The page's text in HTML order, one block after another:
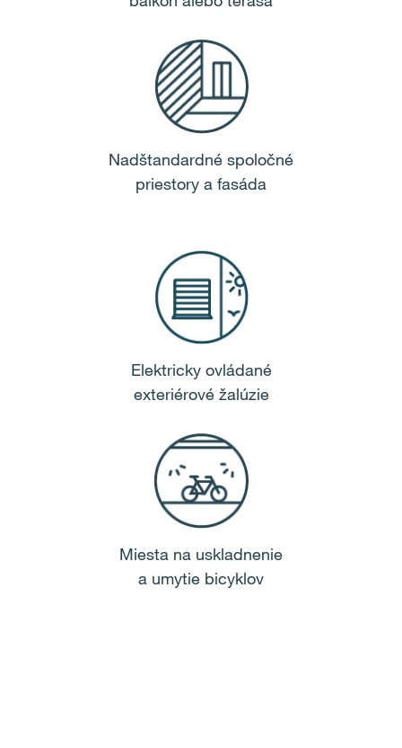
Nadštandardné spoločné
priestory a fasáda
Elektricky ovládané
exteriérové žalúzie
Miesta na uskladnenie
a umytie bicyklov